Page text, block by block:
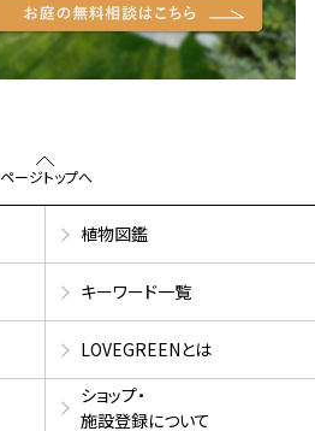
ページトップへ
植物図鑑
キーワード一覧
LOVEGREENとは
ショップ・
施設登録について